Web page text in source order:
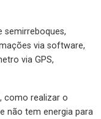
semirreboques,
via software,
via GPS,
como realizar o
não tem energia para